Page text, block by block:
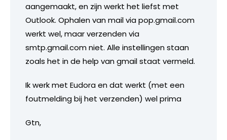
aangemaakt, en zijn werkt het liefst met
Outlook. Ophalen van mail via pop.gmail.com
werkt wel, maar verzenden via
smtp.gmail.com niet. Alle instellingen staan
zoals het in de help van gmail staat vermeld.
Ik werk met Eudora en dat werkt (met een
foutmelding bij het verzenden) wel prima
Gtn,